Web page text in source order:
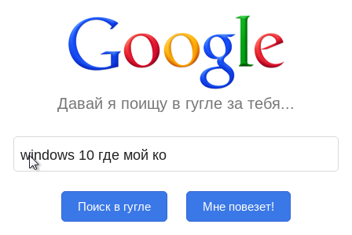
Давай я поищу в гугле за тебя...
Поиск в гугле Мне повезет!